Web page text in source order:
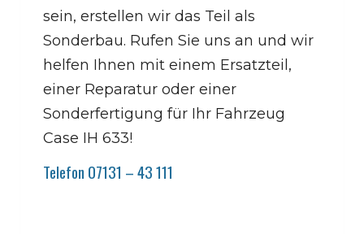
sein, erstellen wir das Teil als
Sonderbau. Rufen Sie uns an und wir
helfen Ihnen mit einem Ersatzteil,
einer Reparatur oder einer
Sonderfertigung für Ihr Fahrzeug
Case IH 633!
Telefon 07131 – 43 111